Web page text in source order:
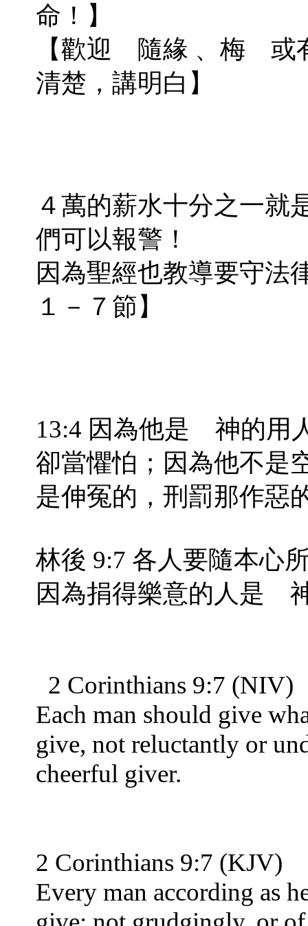
命！】
【歡迎 隨緣 、梅 或
清楚，講明白】
４萬的薪水十分之一就
們可以報警！
因為聖經也教導要守
１－７節】
13:4 因為他是 神的用
卻當懼怕；因為他不
是伸冤的，刑罰那作惡
林後 9:7 各人要隨本心
因為捐得樂意的人是
2 Corinthians 9:7 (NIV)
Each man should give
give, not reluctantly or
cheerful giver.
2 Corinthians 9:7 (KJV)
Every man according as